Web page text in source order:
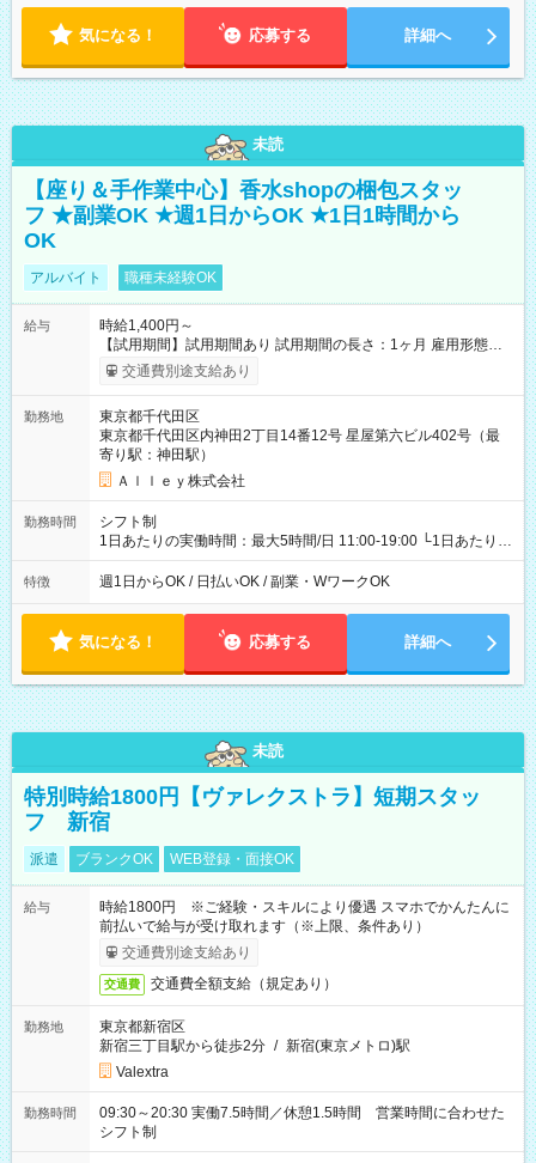
気になる！ 応募する 詳細へ
未読
【座り＆手作業中心】香水shopの梱包スタッ
フ ★副業OK ★週1日からOK ★1日1時間から
OK
アルバイト 職種未経験OK
給与
時給1,400円～
【試用期間】試用期間あり 試用期間の長さ：1ヶ月 雇用形態、
給与は本採用時と同じです。
交通費別途支給あり
勤務地
東京都千代田区
東京都千代田区内神田2丁目14番12号 星屋第六ビル402号（最
寄り駅：神田駅）
Ａｌｌｅｙ株式会社
勤務時間
シフト制
1日あたりの実働時間：最大5時間/日 11:00-19:00 └1日あたりの
実働時間：1-5時間 └上記の時間帯内であれば、いつでも勤務可
能！ └平日・土曜日の中で、お好きな曜日でご勤務いただけま
18:00 などのように、自由な働き方が可能なお仕事です！
特徴 週1日からOK / 日払いOK / 副業・WワークOK
気になる！ 応募する 詳細へ
未読
特別時給1800円【ヴァレクストラ】短期スタッ
フ 新宿
派遣 ブランクOK WEB登録・面接OK
給与
時給1800円 ※ご経験・スキルにより優遇 スマホでかんたんに
前払いで給与が受け取れます（※上限、条件あり）
交通費別途支給あり
交通費 交通費全額支給（規定あり）
勤務地
東京都新宿区
新宿三丁目駅から徒歩2分 / 新宿(東京メトロ)駅
Valextra
勤務時間
09:30～20:30 実働7.5時間／休憩1.5時間 営業時間に合わせた
シフト制